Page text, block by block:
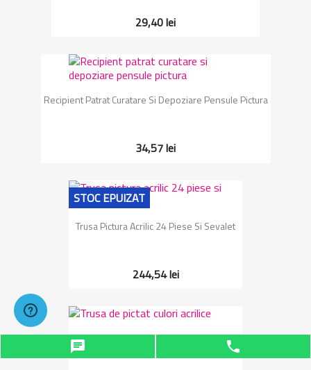
29,40 lei
Recipient Patrat Curatare Si Depoziare Pensule Pictura
34,57 lei
Trusa Pictura Acrilic 24 Piese Si Sevalet
244,54 lei
STOC EPUIZAT
Trusa De Pictat Culori Acrilice
chat phone